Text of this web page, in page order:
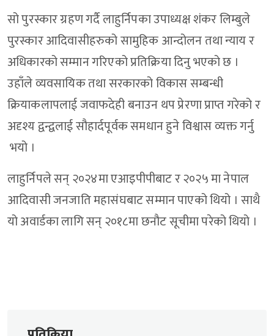
सो पुरस्कार ग्रहण गर्दै लाहुर्निपका उपाध्यक्ष शंकर लिम्बुले
पुरस्कार आदिवासीहरुको सामुहिक आन्दोलन तथा न्याय र
अधिकारको सम्मान गरिएको प्रतिक्रिया दिनु भएको छ ।
उहाँले व्यवसायिक तथा सरकारको विकास सम्बन्धी
क्रियाकलापलाई जवाफदेही बनाउन थप प्रेरणा प्राप्त गरेको र
अदृश्य द्वन्द्वलाई सौहार्दपूर्वक समधान हुने विश्वास व्यक्त गर्नु
भयो ।
लाहुर्निपले सन् २०२४मा एआइपीपीबाट र २०२५ मा नेपाल
आदिवासी जनजाति महासंघबाट सम्मान पाएको थियो । साथै
यो अवार्डका लागि सन् २०१८मा छनौट सूचीमा परेको थियो ।